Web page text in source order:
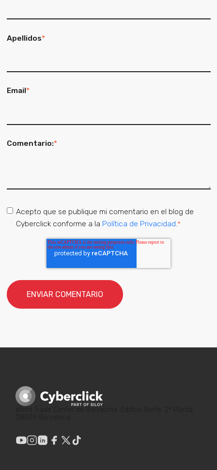
Apellidos*
Email*
Comentario:*
Acepto que se publique mi comentario en el blog de
Cyberclick conforme a la Política de Privacidad *